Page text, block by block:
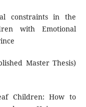
constraints in the
with Emotional
Master Thesis)
Children: How to